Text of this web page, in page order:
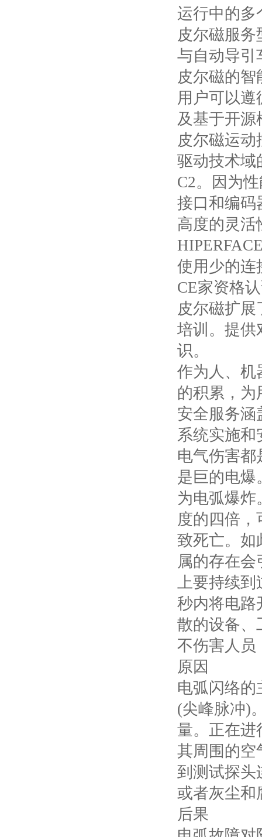
运行中的多
皮尔磁服
与自动导引
皮尔磁的
用户可以
及基于开源
皮尔磁运
驱动技术域
C2。因为
接口和编码
高度的灵活
使用少的连
CE家资格
皮尔磁扩展
培训。提供
识。
作为人、机
的积累，
安全服务涵
系统实施和
电气伤害
是巨的电爆
为电弧爆
度的四倍
致死亡。如
属的存在
上要持续到
秒内将电路
散的设备、
不伤害人员
原因
电弧闪络
(尖峰脉冲)
量。正在进
其周围的空
到测试探头
或者灰尘和
后果